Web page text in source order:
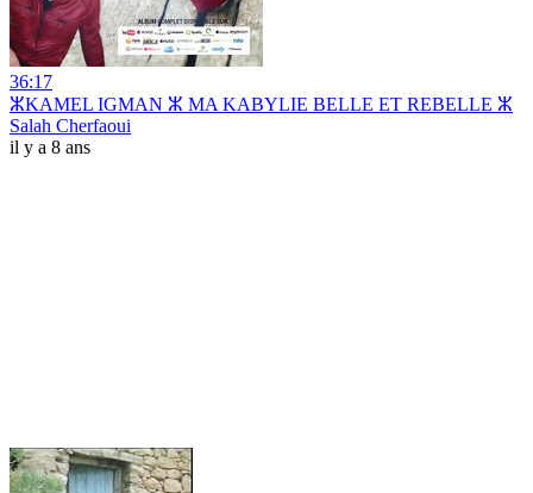
36:17
ⵣKAMEL IGMAN ⵣ MA KABYLIE BELLE ET REBELLE ⵣ
Salah Cherfaoui
il y a 8 ans